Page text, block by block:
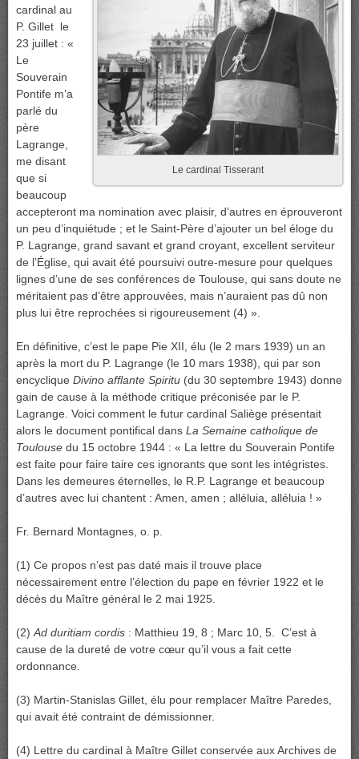
Le cardinal Tisserant
cardinal au
P. Gillet le
23 juillet : «
Le
Souverain
Pontife m’a
parlé du
père
Lagrange,
me disant
que si
beaucoup
accepteront ma nomination avec plaisir, d’autres en éprouveront
un peu d’inquiétude ; et le Saint-Père d’ajouter un bel éloge du
P. Lagrange, grand savant et grand croyant, excellent serviteur
de l’Église, qui avait été poursuivi outre-mesure pour quelques
lignes d’une de ses conférences de Toulouse, qui sans doute ne
méritaient pas d’être approuvées, mais n’auraient pas dû non
plus lui être reprochées si rigoureusement (4) ».
En définitive, c’est le pape Pie XII, élu (le 2 mars 1939) un an
après la mort du P. Lagrange (le 10 mars 1938), qui par son
encyclique Divino afflante Spiritu (du 30 septembre 1943) donne
gain de cause à la méthode critique préconisée par le P.
Lagrange. Voici comment le futur cardinal Saliège présentait
alors le document pontifical dans La Semaine catholique de
Toulouse du 15 octobre 1944 : « La lettre du Souverain Pontife
est faite pour faire taire ces ignorants que sont les intégristes.
Dans les demeures éternelles, le R.P. Lagrange et beaucoup
d’autres avec lui chantent : Amen, amen ; alléluia, alléluia ! »
Fr. Bernard Montagnes, o. p.
(1) Ce propos n’est pas daté mais il trouve place
nécessairement entre l’élection du pape en février 1922 et le
décès du Maître général le 2 mai 1925.
(2) Ad duritiam cordis : Matthieu 19, 8 ; Marc 10, 5. C’est à
cause de la dureté de votre cœur qu’il vous a fait cette
ordonnance.
(3) Martin-Stanislas Gillet, élu pour remplacer Maître Paredes,
qui avait été contraint de démissionner.
(4) Lettre du cardinal à Maître Gillet conservée aux Archives de